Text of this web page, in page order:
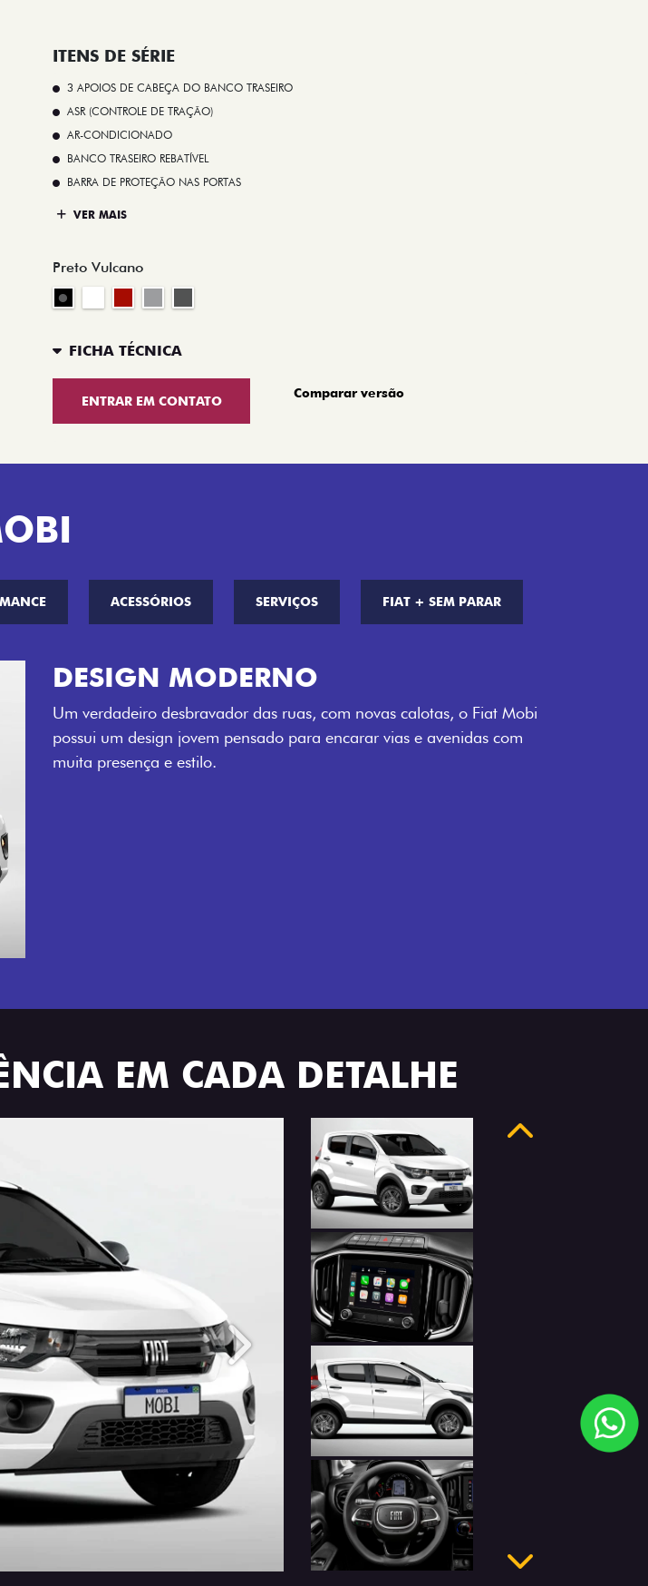
ITENS DE SÉRIE
3 APOIOS DE CABEÇA DO BANCO TRASEIRO
ASR (CONTROLE DE TRAÇÃO)
AR-CONDICIONADO
BANCO TRASEIRO REBATÍVEL
BARRA DE PROTEÇÃO NAS PORTAS
VER MAIS
Preto Vulcano
FICHA TÉCNICA
ENTRAR EM CONTATO
Comparar versão
ACESSÓRIOS SERVIÇOS FIAT + SEM PARAR
CINCO OPÇÕES DE CORES
O Fiat Mobi tem sempre uma opção de cor que é a sua cara. Escolha
entre o Preto Vulcano, Vermelho Montecarlo, Branco Banchisa, Prata
Bari e Cinza Silverstone.
EM CADA DETALHE
Próximo